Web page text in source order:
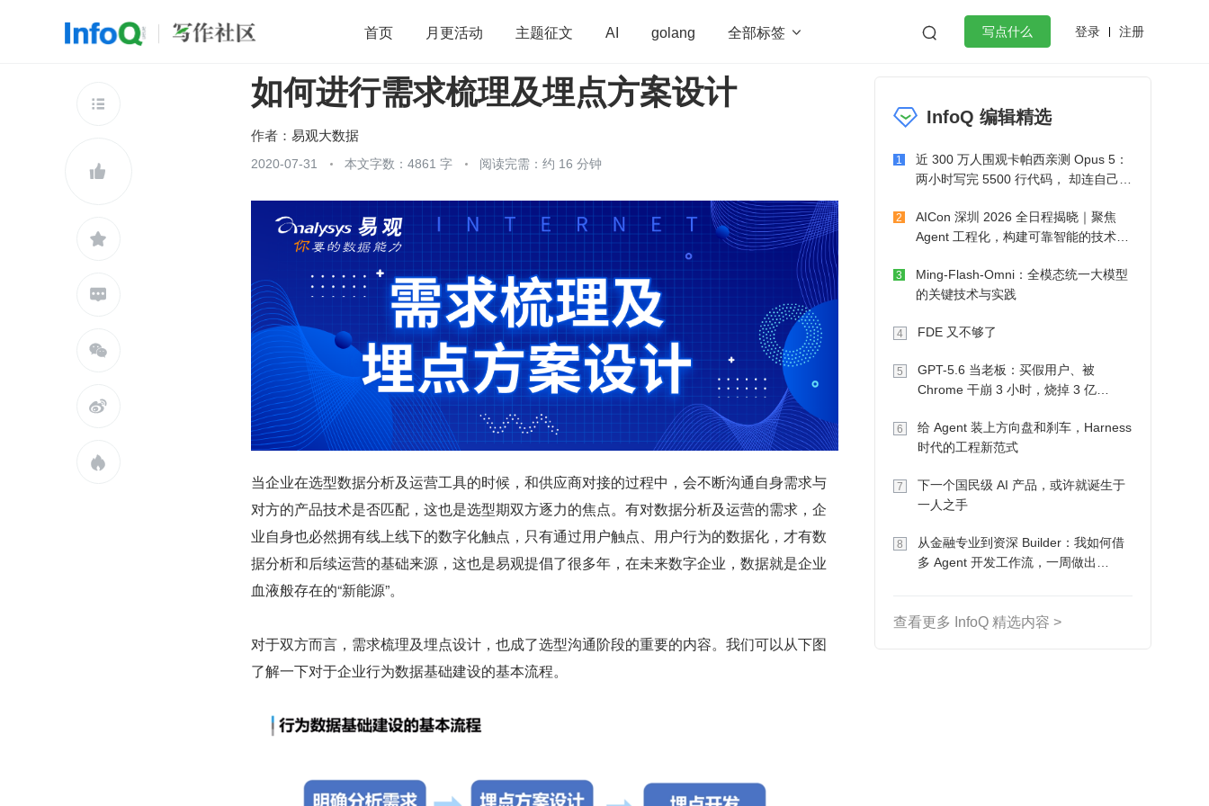
首页 月更活动 主题征文 AI golang 全部标签   写点什么 登录 注册
开源 架构 OpenHarmony 算法 学习方法 Web3.0
团队管理 微服务架构 flutter
查看更多







如何进行需求梳理及埋点方案设计
作者： 易观大数据
2020-07-31 本文字数：4861 字 阅读完需：约 16 分钟
​当企业在选型数据分析及运营工具的时候，和供应商对接的过程中，会不断沟通自身需求与
对方的产品技术是否匹配，这也是选型期双方逐力的焦点。有对数据分析及运营的需求，企
业自身也必然拥有线上线下的数字化触点，只有通过用户触点、用户行为的数据化，才有数
据分析和后续运营的基础来源，这也是易观提倡了很多年，在未来数字企业，数据就是企业
血液般存在的“新能源”。
对于双方而言，需求梳理及埋点设计，也成了选型沟通阶段的重要的内容。我们可以从下图
了解一下对于企业行为数据基础建设的基本流程。
InfoQ 编辑精选
1
近 300 万人围观卡帕西亲测 Opus 5：
两小时写完 5500 行代码， 却连自己写
2
AICon 深圳 2026 全日程揭晓｜聚焦
Agent 工程化，构建可靠智能的技术路
3
Ming-Flash-Omni：全模态统一大模型
的关键技术与实践
4 FDE 又不够了
5
GPT-5.6 当老板：买假用户、被
Chrome 干崩 3 小时，烧掉 3 亿
6
给 Agent 装上方向盘和刹车，Harness
时代的工程新范式
7
下一个国民级 AI 产品，或许就诞生于
一人之手
8
从金融专业到资深 Builder：我如何借
多 Agent 开发工作流，一周做出
查看更多 InfoQ 精选内容 >